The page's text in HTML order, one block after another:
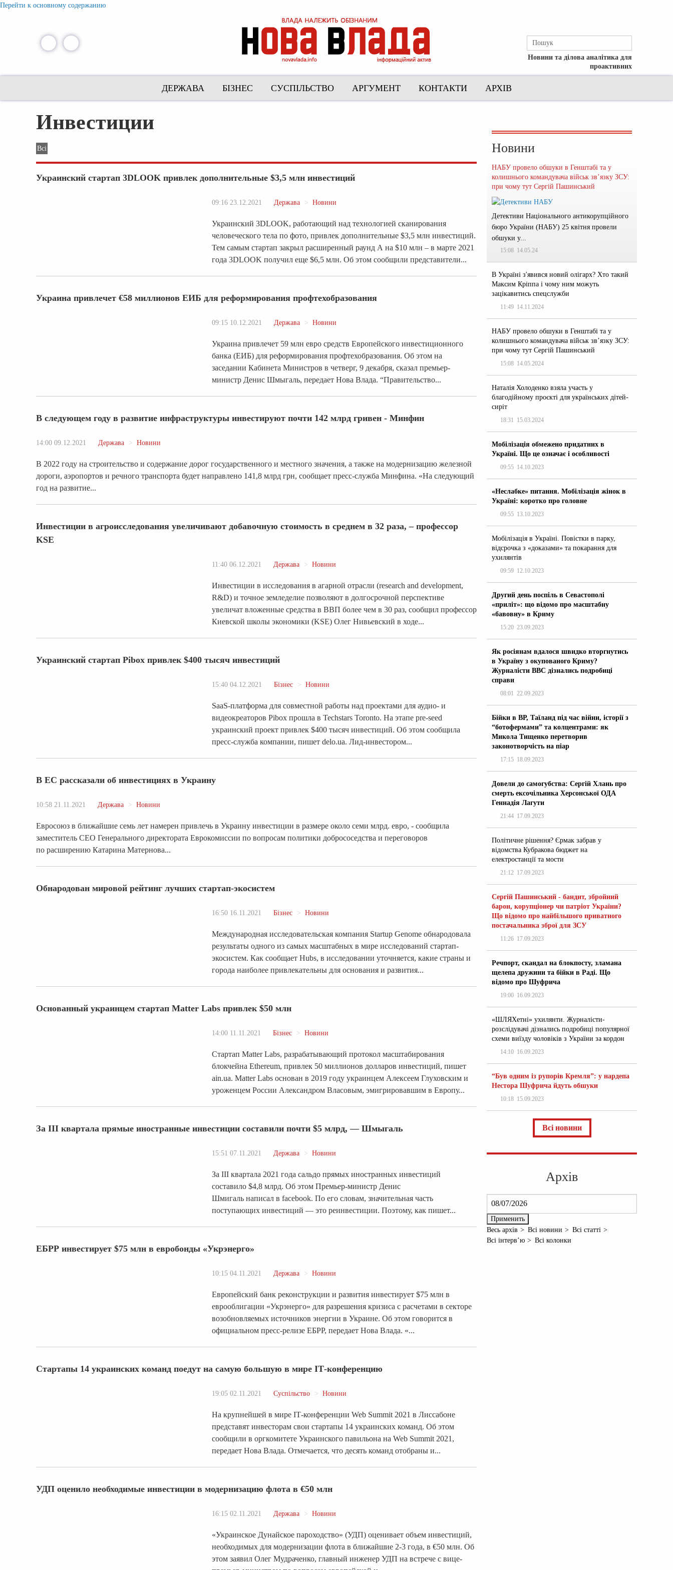
Перейти к основному содержанию
Новини та ділова аналітика для
проактивних
ДЕРЖАВА БІЗНЕС СУСПІЛЬСТВО АРГУМЕНТ КОНТАКТИ АРХІВ
Инвестиции
Всі
Украинский стартап 3DLOOK привлек дополнительные $3,5 млн инвестиций
09:16 23.12.2021 Держава Новини
Украинский 3DLOOK, работающий над технологией сканирования
человеческого тела по фото, привлек дополнительные $3,5 млн инвестиций.
Тем самым стартап закрыл расширенный раунд А на $10 млн – в марте 2021
года 3DLOOK получил еще $6,5 млн. Об этом сообщили представители...
Украина привлечет €58 миллионов ЕИБ для реформирования профтехобразования
09:15 10.12.2021 Держава Новини
Украина привлечет 59 млн евро средств Европейского инвестиционного
банка (ЕИБ) для реформирования профтехобразования. Об этом на
заседании Кабинета Министров в четверг, 9 декабря, сказал премьер-
министр Денис Шмыгаль, передает Нова Влада. “Правительство...
В следующем году в развитие инфраструктуры инвестируют почти 142 млрд гривен - Минфин
14:00 09.12.2021 Держава Новини
В 2022 году на строительство и содержание дорог государственного и местного значения, а также на модернизацию железной
дороги, аэропортов и речного транспорта будет направлено 141,8 млрд грн, сообщает пресс-служба Минфина. «На следующий
год на развитие...
Инвестиции в агроисследования увеличивают добавочную стоимость в среднем в 32 раза, – профессор
KSE
11:40 06.12.2021 Держава Новини
Инвестиции в исследования в агарной отрасли (research and development,
R&D) и точное земледелие позволяют в долгосрочной перспективе
увеличат вложенные средства в ВВП более чем в 30 раз, сообщил профессор
Киевской школы экономики (KSE) Олег Нивьевский в ходе...
Украинский стартап Pibox привлек $400 тысяч инвестиций
15:40 04.12.2021 Бізнес Новини
SaaS-платформа для совместной работы над проектами для аудио- и
видеокреаторов Pibox прошла в Techstars Toronto. На этапе pre-seed
украинский проект привлек $400 тысяч инвестиций. Об этом сообщила
пресс-служба компании, пишет delo.ua. Лид-инвестором...
В ЕС рассказали об инвестициях в Украину
10:58 21.11.2021 Держава Новини
Евросоюз в ближайшие семь лет намерен привлечь в Украину инвестиции в размере около семи млрд. евро, - сообщила
заместитель СЕО Генерального директората Еврокомиссии по вопросам политики добрососедства и переговоров
по расширению Катарина Матернова...
Обнародован мировой рейтинг лучших стартап-экосистем
16:50 16.11.2021 Бізнес Новини
Международная исследовательская компания Startup Genome обнародовала
результаты одного из самых масштабных в мире исследований стартап-
экосистем. Как сообщает Hubs, в исследовании уточняется, какие страны и
города наиболее привлекательны для основания и развития...
Основанный украинцем стартап Matter Labs привлек $50 млн
14:00 11.11.2021 Бізнес Новини
Cтартап Matter Labs, разрабатывающий протокол масштабирования
блокчейна Ethereum, привлек 50 миллионов долларов инвестиций, пишет
ain.ua. Matter Labs основан в 2019 году украинцем Алексеем Глуховским и
уроженцем России Александром Власовым, эмигрировавшим в Европу...
За ІІІ квартала прямые иностранные инвестиции составили почти $5 млрд, — Шмыгаль
15:51 07.11.2021 Держава Новини
За ІІІ квартала 2021 года сальдо прямых иностранных инвестиций
составило $4,8 млрд. Об этом Премьер-министр Денис
Шмигаль написал в facebook. По его словам, значительная часть
поступающих инвестиций — это реинвестиции. Поэтому, как пишет...
ЕБРР инвестирует $75 млн в евробонды «Укрэнерго»
10:15 04.11.2021 Держава Новини
Европейский банк реконструкции и развития инвестирует $75 млн в
еврооблигации «Укрэнерго» для разрешения кризиса с расчетами в секторе
возобновляемых источников энергии в Украине. Об этом говорится в
официальном пресс-релизе ЕБРР, передает Нова Влада. «...
Стартапы 14 украинских команд поедут на самую большую в мире ІТ-конференцию
19:05 02.11.2021 Суспільство Новини
На крупнейшей в мире IТ-конференции Web Summit 2021 в Лиссабоне
представят инвесторам свои стартапы 14 украинских команд. Об этом
сообщили в оргкомитете Украинского павильона на Web Summit 2021,
передает Нова Влада. Отмечается, что десять команд отобраны и...
УДП оценило необходимые инвестиции в модернизацию флота в €50 млн
16:15 02.11.2021 Держава Новини
«Украинское Дунайское пароходство» (УДП) оценивает объем инвестиций,
необходимых для модернизации флота в ближайшие 2-3 года, в €50 млн. Об
этом заявил Олег Мудраченко, главный инженер УДП на встрече с вице-
Новини
НАБУ провело обшуки в Генштабі та у
колишнього командувача військ зв’язку ЗСУ:
при чому тут Сергій Пашинський
Детективи Національного антикорупційного
бюро України (НАБУ) 25 квітня провели
обшуки у...
15:08 14.05.24
В Україні з'явився новий олігарх? Хто такий
Максим Кріппа і чому ним можуть
зацікавитись спецслужби
11:49 14.11.2024
НАБУ провело обшуки в Генштабі та у
колишнього командувача військ зв’язку ЗСУ:
при чому тут Сергій Пашинський
15:08 14.05.2024
Наталія Холоденко взяла участь у
благодійному проєкті для українських дітей-
сиріт
18:31 15.03.2024
Мобілізація обмежено придатних в
Україні. Що це означає і особливості
09:55 14.10.2023
«Неслабке» питання. Мобілізація жінок в
Україні: коротко про головне
09:55 13.10.2023
Мобілізація в Україні. Повістки в парку,
відсрочка з «доказами» та покарання для
ухилянтів
09:59 12.10.2023
Другий день поспіль в Севастополі
«приліт»: що відомо про масштабну
«бавовну» в Криму
15:20 23.09.2023
Як росіянам вдалося швидко вторгнутись
в Україну з окупованого Криму?
Журналісти ВВС дізнались подробиці
справи
08:01 22.09.2023
Бійки в ВР, Таїланд під час війни, історії з
“ботофермами” та колцентрами: як
Микола Тищенко перетворив
законотворчість на піар
17:15 18.09.2023
Довели до самогубства: Сергій Хлань про
смерть ексочільника Херсонської ОДА
Геннадія Лагути
21:44 17.09.2023
Політичне рішення? Єрмак забрав у
відомства Кубракова бюджет на
електростанції та мости
21:12 17.09.2023
Сергій Пашинський - бандит, збройний
барон, корупціонер чи патріот України?
Що відомо про найбільшого приватного
постачальника зброї для ЗСУ
11:26 17.09.2023
Речпорт, скандал на блокпосту, зламана
щелепа дружини та бійки в Раді. Що
відомо про Шуфрича
19:00 16.09.2023
«ШЛЯХетні» ухилянти. Журналісти-
розслідувачі дізнались подробиці популярної
схеми виїзду чоловіків з України за кордон
14:10 16.09.2023
“Був одним із рупорів Кремля”: у нардепа
Нестора Шуфрича йдуть обшуки
10:18 15.09.2023
Всі новини
Архів
Весь архів Всі новини
Всі статті
Всі інтерв’ю
Всі колонки